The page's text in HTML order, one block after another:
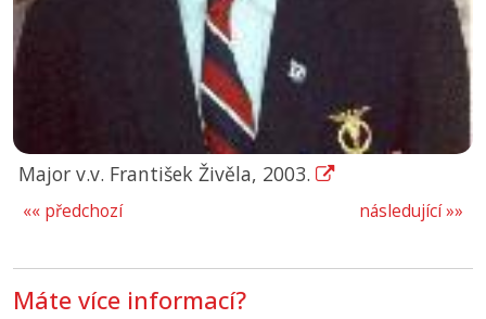
Major v.v. František Živěla, 2003.
následující »»
«« předchozí
Máte více informací?